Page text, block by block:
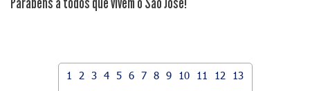
1 2 3 4 5 6 7 8 9 10 11 12
13